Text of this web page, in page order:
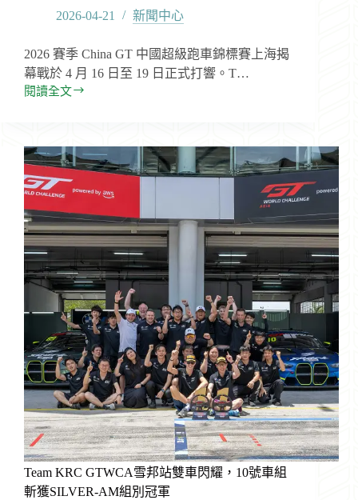
2026-04-21 新聞中心
2026 賽季 China GT 中國超級跑車錦標賽上海揭
幕戰於 4 月 16 日至 19 日正式打響。T…
閱讀全文
Team
完
成
China
上
海
揭
幕
戰
登
台
屢
創
佳
績
Team KRC GTWCA雪邦站雙車閃耀，10號車組
斬獲SILVER-AM組別冠軍